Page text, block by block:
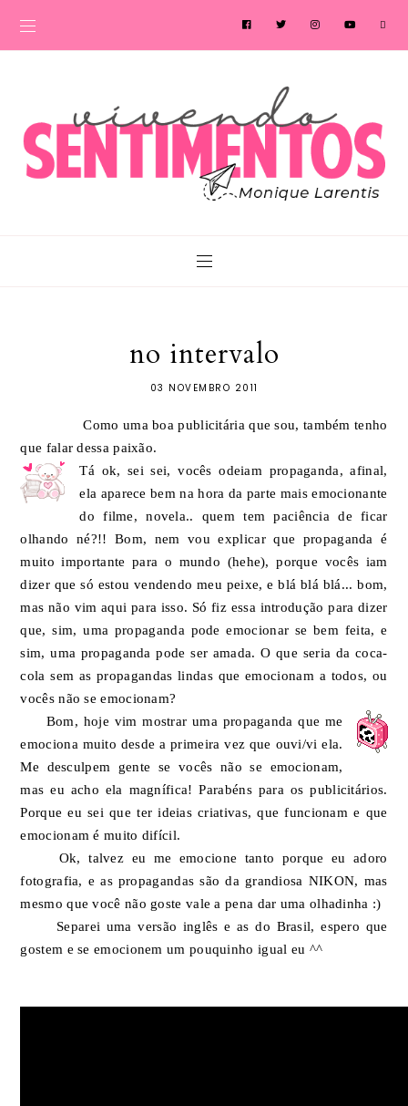
no intervalo
03 NOVEMBRO 2011
Como uma boa publicitária que sou, também tenho
que falar dessa paixão.
Tá ok, sei sei, vocês odeiam propaganda, afinal,
ela aparece bem na hora da parte mais emocionante
do filme, novela.. quem tem paciência de ficar
olhando né?!! Bom, nem vou explicar que propaganda é
muito importante para o mundo (hehe), porque vocês iam
dizer que só estou vendendo meu peixe, e blá blá blá... bom,
mas não vim aqui para isso. Só fiz essa introdução para dizer
que, sim, uma propaganda pode emocionar se bem feita, e
sim, uma propaganda pode ser amada. O que seria da coca-
cola sem as propagandas lindas que emocionam a todos, ou
vocês não se emocionam?
Bom, hoje vim mostrar uma propaganda que me
emociona muito desde a primeira vez que ouvi/vi ela.
Me desculpem gente se vocês não se emocionam,
mas eu acho ela magnífica! Parabéns para os publicitários.
Porque eu sei que ter ideias criativas, que funcionam e que
emocionam é muito difícil.
Ok, talvez eu me emocione tanto porque eu adoro
fotografia, e as propagandas são da grandiosa NIKON, mas
mesmo que você não goste vale a pena dar uma olhadinha :)
Separei uma versão inglês e as do Brasil, espero que
gostem e se emocionem um pouquinho igual eu ^^